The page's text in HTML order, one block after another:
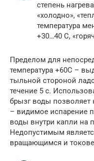
степень
«холодно»,
температура
+30…40 С,
Пределом для
температура +60С –
тыльной стороной
течение 5 с.
брызг воды позволяет
– видимое испарение
воды внутри капли на
Недопустимым
вращающимся и